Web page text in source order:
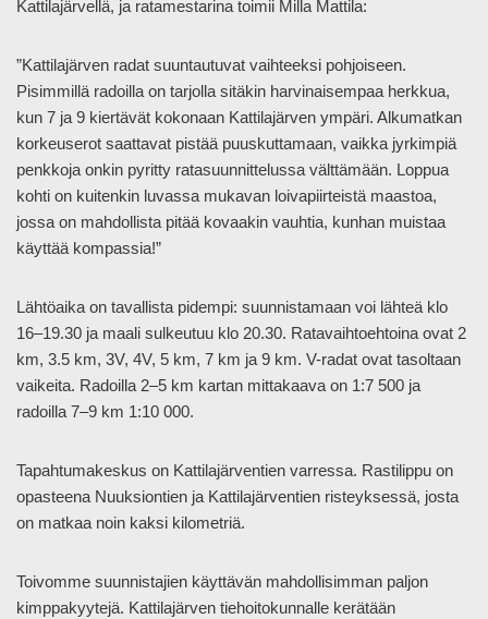
Kattilajärvellä, ja ratamestarina toimii Milla Mattila:
”Kattilajärven radat suuntautuvat vaihteeksi pohjoiseen.
Pisimmillä radoilla on tarjolla sitäkin harvinaisempaa herkkua,
kun 7 ja 9 kiertävät kokonaan Kattilajärven ympäri. Alkumatkan
korkeuserot saattavat pistää puuskuttamaan, vaikka jyrkimpiä
penkkoja onkin pyritty ratasuunnittelussa välttämään. Loppua
kohti on kuitenkin luvassa mukavan loivapiirteistä maastoa,
jossa on mahdollista pitää kovaakin vauhtia, kunhan muistaa
käyttää kompassia!”
Lähtöaika on tavallista pidempi: suunnistamaan voi lähteä klo
16–19.30 ja maali sulkeutuu klo 20.30. Ratavaihtoehtoina ovat 2
km, 3.5 km, 3V, 4V, 5 km, 7 km ja 9 km. V-radat ovat tasoltaan
vaikeita. Radoilla 2–5 km kartan mittakaava on 1:7 500 ja
radoilla 7–9 km 1:10 000.
Tapahtumakeskus on Kattilajärventien varressa. Rastilippu on
opasteena Nuuksiontien ja Kattilajärventien risteyksessä, josta
on matkaa noin kaksi kilometriä.
Toivomme suunnistajien käyttävän mahdollisimman paljon
kimppakyytejä. Kattilajärven tiehoitokunnalle kerätään